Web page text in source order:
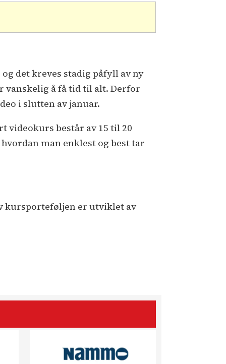
det kreves stadig påfyll av ny
vanskelig å få tid til alt. Derfor
i slutten av januar.
videokurs består av 15 til 20
man enklest og best tar
kursporteføljen er utviklet av